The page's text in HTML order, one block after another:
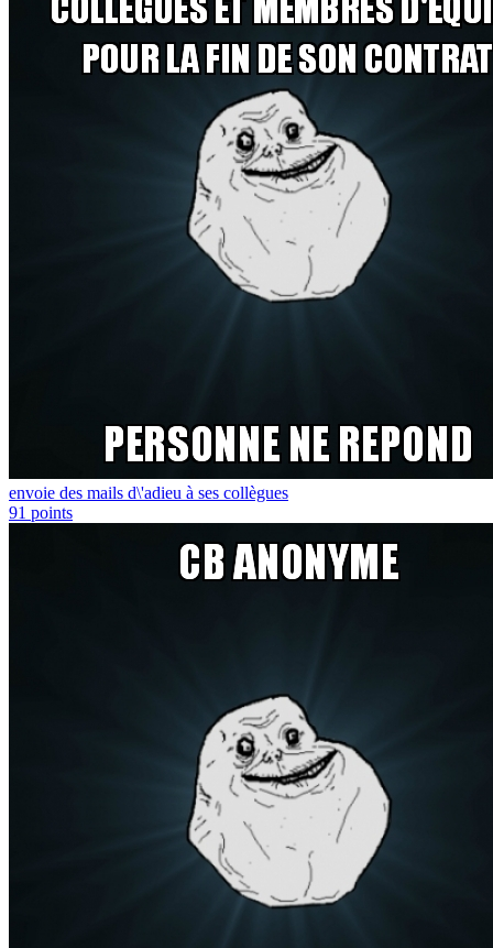
envoie des mails d\'adieu à ses collègues
91 points